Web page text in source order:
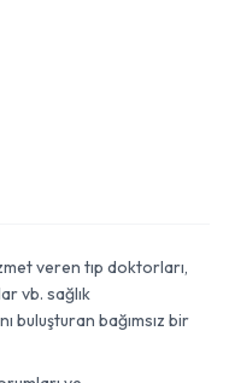
veren tıp doktorları,
vb. sağlık
buluşturan bağımsız bir